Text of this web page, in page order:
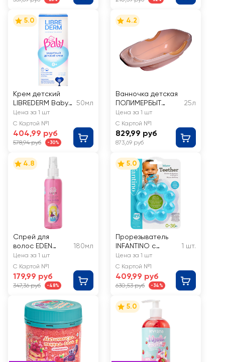
5.0
Крем детский
LIBREDERM Baby
защитный с
ланолином и
экстрактом
хлопка 0+
50мл
Цена за 1 шт
С Картой №1
404,99 руб
578,94 руб -30%
4.2
Ванночка детская
ПОЛИМЕРБЫТ
Giraffix 25л, в
ассортименте
25л
Цена за 1 шт
С Картой №1
829,99 руб
873,69 руб
4.8
Спрей для
волос EDEN
Распутанная
история c
ароматом
клубники
180мл
Цена за 1 шт
С Картой №1
179,99 руб
347,36 руб -48%
5.0
Прорезыватель
INFANTINO с
водой, с 0
месяцев, Арт.
206105, 206301,
216559
1 шт.
Цена за 1 шт
С Картой №1
409,99 руб
630,53 руб -34%
5.0